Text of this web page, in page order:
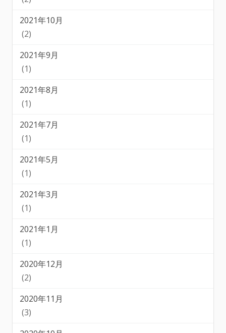
2021年10月
(2)
2021年9月
(1)
2021年8月
(1)
2021年7月
(1)
2021年5月
(1)
2021年3月
(1)
2021年1月
(1)
2020年12月
(2)
2020年11月
(3)